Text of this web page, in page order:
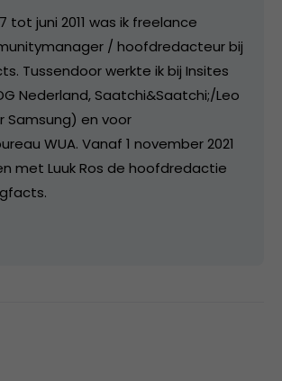
tot juni 2011 was ik freelance
/ hoofdredacteur bij
Tussendoor werkte ik bij Insites
Nederland, Saatchi&Saatchi;/Leo
Samsung) en voor
WUA. Vanaf 1 november 2021
met Luuk Ros de hoofdredactie